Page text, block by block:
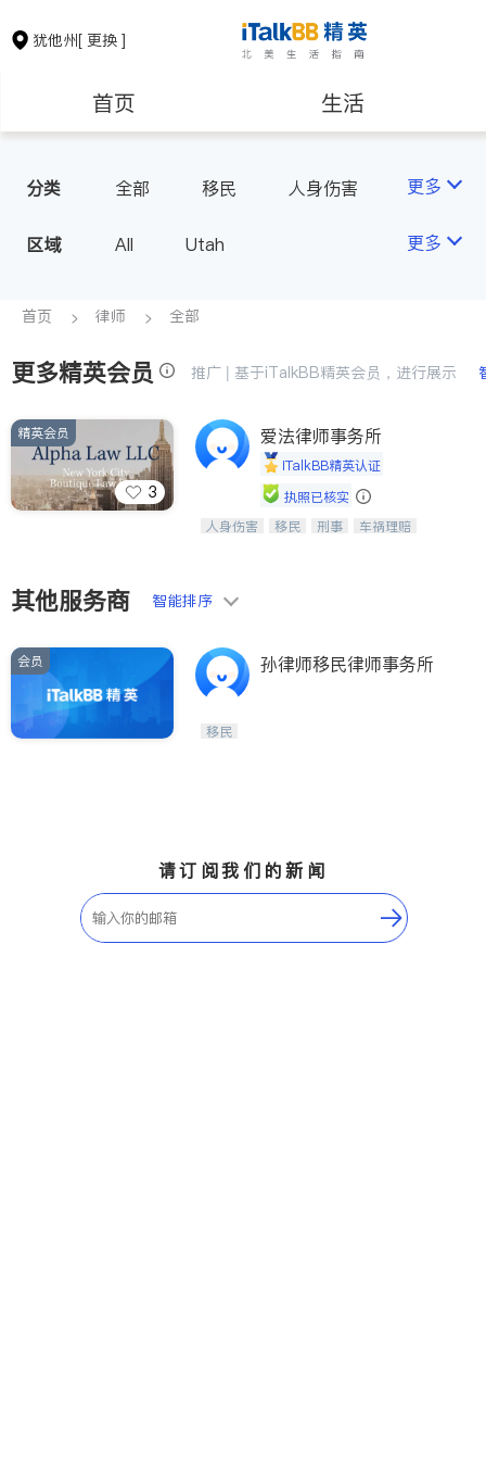
犹他州[ 更换 ]
首页 生活
房地产租售
教育
非盈利组织
分类 全部 移民 人身伤害 更多
区域 All Utah 更多
首页 律师 全部
更多精英会员 推广 | 基于iTalkBB精英会员，进行展示
3
精英会员 爱法律师事务所
iTalkBB精英认证
执照已核实
一站式法律服务，华人首选.房东房
合同、刑事案件全包办
人身伤害 移民 刑事
车祸理赔
其他服务商 智能排序
会员 孙律师移民律师事务所
移民
请订阅我们的新闻